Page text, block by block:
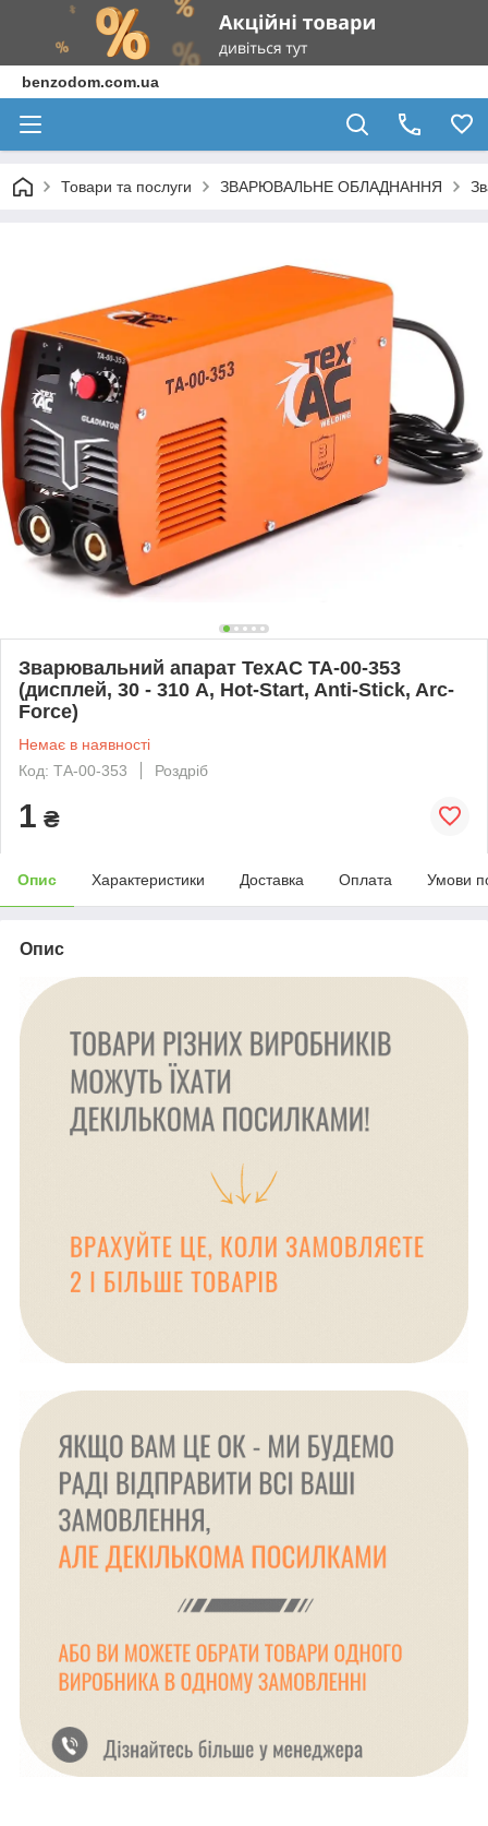
benzodom.com.ua
Товари та послуги ЗВАРЮВАЛЬНЕ ОБЛАДНАННЯ
Зварювальний апарат ТехАС ТА-00-353
(дисплей, 30 - 310 А, Hot-Start, Anti-Stick, Arc-
Force)
Немає в наявності
Код: ТА-00-353
Роздріб
1 ₴
Опис Характеристики Доставка Оплата Умови
Опис